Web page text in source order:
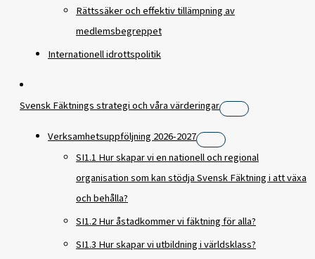
Rättssäker och effektiv tillämpning av
medlemsbegreppet
Internationell idrottspolitik
Svensk Fäktnings strategi och våra värderingar
Verksamhetsuppföljning 2026-2027
SI1.1 Hur skapar vi en nationell och regional
organisation som kan stödja Svensk Fäktning i att växa
och behålla?
SI1.2 Hur åstadkommer vi fäktning för alla?
SI1.3 Hur skapar vi utbildning i världsklass?